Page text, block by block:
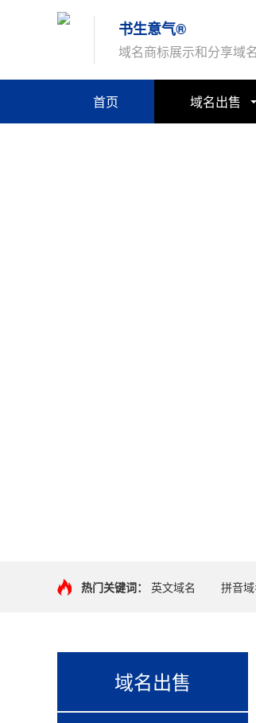
书生意气®
域名商标展示和分享域
首页 域名出售
热门关键词： 英文域名 拼音域
域名出售